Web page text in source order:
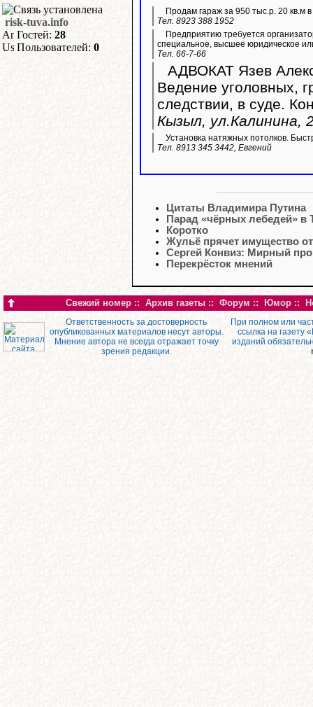
risk-tuva.info
Гостей: 28
Пользователей: 0
Продам гараж за 950 тыс.р. 20 кв.м
Тел. 8923 388 1952
Предприятию требуется
специальное, высшее юридическое
Тел. 66-7-66
АДВОКАТ Язев
Ведение уголовных,
следствии, в суде.
Кызыл, ул.Калинина,
Установка натяжных потолков.
Тел. 8913 345 3442, Евгений
Цитаты Владимира Путина
Парад «чёрных лебедей» в
Коротко
Жульё прячет имущество
Сергей Конвиз: Мирный
Перекрёсток мнений
Свежий номер :: Архив газеты :: Форум :: Юмор ::
Ответственность за достоверность
опубликованных материалов несут авторы.
Мнение автора не всегда отражает точку
зрения редакции.
При полном или
ссылка на газету
изданий